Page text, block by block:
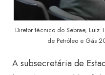
Diretor técnico do Sebrae, Luiz
de Petróleo e Gás
A subsecretária de